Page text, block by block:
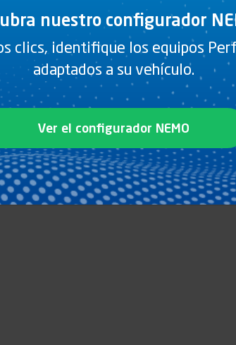
de tipo celular?
nuestro configurador
clics, identifique los equipos
adaptados a su vehículo.
Ver el configurador NEMO